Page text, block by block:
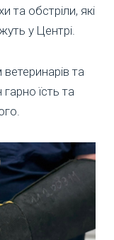
та обстріли, які
у Центрі.
та
їсть та